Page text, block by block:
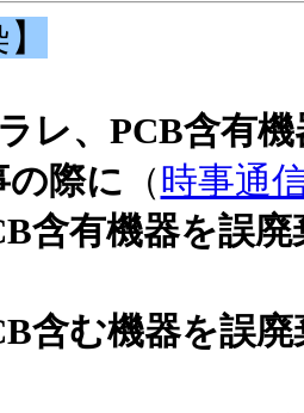
レ、PCB含有
の際に （時事通
含有機器を誤
含む機器を誤